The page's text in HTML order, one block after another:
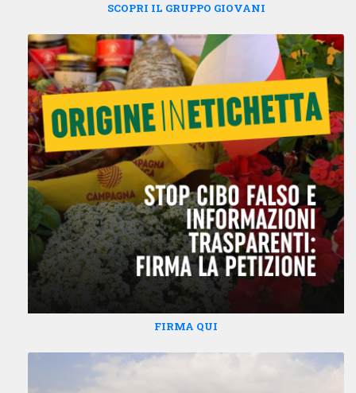
SCOPRI IL GRUPPO GIOVANI
FIRMA QUI